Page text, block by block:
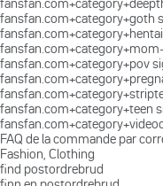
fansfan.com+category+goth
fansfan.com+category+pov
fansfan.com+category+teen
FAQ de la commande par
Fashion, Clothing
find postordrebrud